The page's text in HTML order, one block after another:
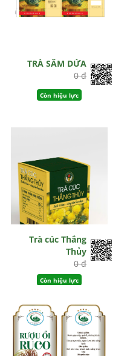
TRÀ SÂM DỨA
0 đ
Còn hiệu lực
Trà cúc Thắng
Thủy
0 đ
Còn hiệu lực